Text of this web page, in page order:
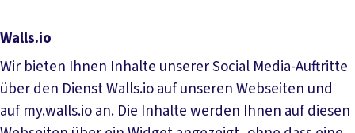
Walls.io
Wir bieten Ihnen Inhalte unserer Social Media-Auftritte
über den Dienst Walls.io auf unseren Webseiten und
auf my.walls.io an. Die Inhalte werden Ihnen auf diesen